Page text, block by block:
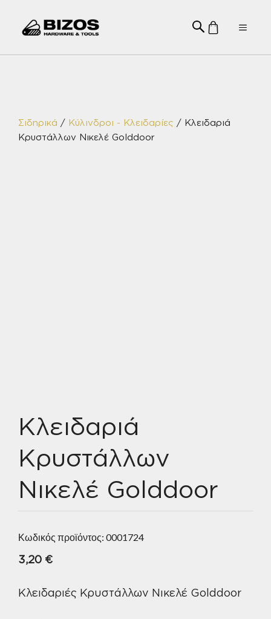
Menu
Σιδηρικά / Κύλινδροι - Κλειδαρίες / Κλειδαριά
Κρυστάλλων Νικελέ Golddoor
Κλειδαριά
Κρυστάλλων
Νικελέ Golddoor
Κωδικός προϊόντος: 0001724
3,20 €
Κλειδαριές Κρυστάλλων Νικελέ Golddoor